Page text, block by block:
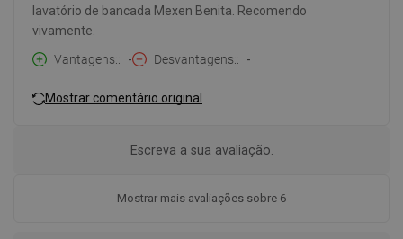
lavatório de bancada Mexen Benita. Recomendo
vivamente.
Vantagens:
- Desvantagens: -
Mostrar comentário original
Mostrar mais avaliações sobre 6
Escreva a sua avaliação.